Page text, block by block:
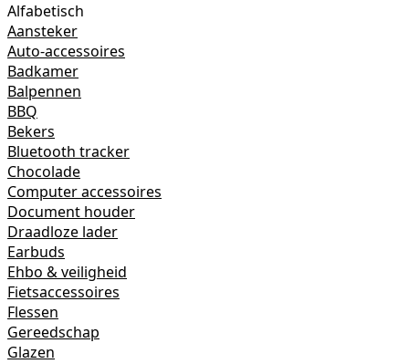
Alfabetisch
Aansteker
Auto-accessoires
Badkamer
Balpennen
BBQ
Bekers
Bluetooth tracker
Chocolade
Computer accessoires
Document houder
Draadloze lader
Earbuds
Ehbo & veiligheid
Fietsaccessoires
Flessen
Gereedschap
Glazen